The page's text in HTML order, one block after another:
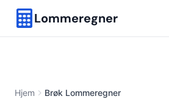
Lommeregner
Hjem Brøk Lommeregner